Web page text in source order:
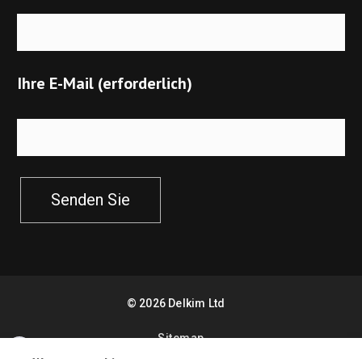
Ihre E-Mail (erforderlich)
Senden Sie
© 2026 Delkim Ltd
Sitemap